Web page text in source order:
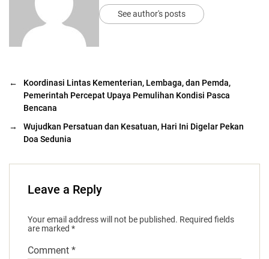
See author's posts
←
Koordinasi Lintas Kementerian, Lembaga, dan Pemda,
Pemerintah Percepat Upaya Pemulihan Kondisi Pasca
Bencana
→
Wujudkan Persatuan dan Kesatuan, Hari Ini Digelar Pekan
Doa Sedunia
Leave a Reply
Your email address will not be published. Required fields
are marked *
Comment *